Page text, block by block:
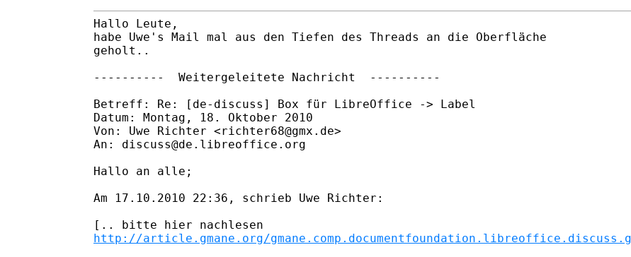
Hallo Leute,
habe Uwe's Mail mal aus den Tiefen des Threads an die Oberfläche
geholt..
----------  Weitergeleitete Nachricht  ----------
Betreff: Re: [de-discuss] Box für LibreOffice -> Label
Datum: Montag, 18. Oktober 2010
Von: Uwe Richter <richter68@gmx.de>
An: discuss@de.libreoffice.org
Hallo an alle;
Am 17.10.2010 22:36, schrieb Uwe Richter:
http://article.gmane.org/